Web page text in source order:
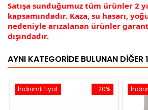
Satışa sunduğumuz tüm ürünler 2
kapsamındadır. Kaza, su hasarı,
nedeniyle arızalanan ürünler
dışındadır.
AYNI KATEGORIDE BULUNAN DIĞER
-20%
İndirimli fiyat